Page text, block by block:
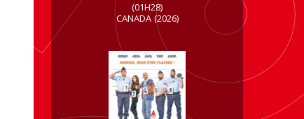
(01H28)
CANADA (2026)